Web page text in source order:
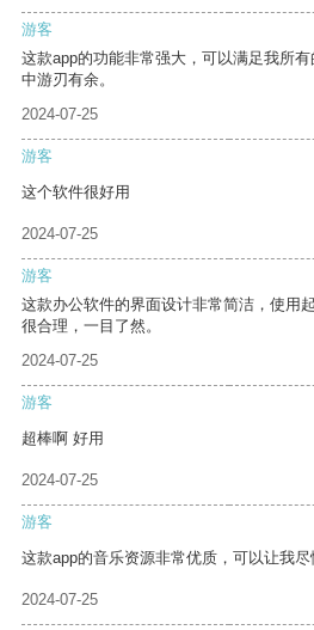
游客
这款app的功能非常强大，可以满足我所
中游刃有余。
2024-07-25
游客
这个软件很好用
2024-07-25
游客
这款办公软件的界面设计非常简洁，使用
很合理，一目了然。
2024-07-25
游客
超棒啊 好用
2024-07-25
游客
这款app的音乐资源非常优质，可以让我尽
2024-07-25